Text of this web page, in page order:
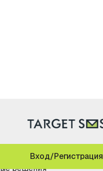
решения
Вход/Регистрация